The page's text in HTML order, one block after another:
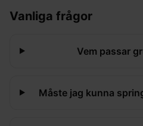
Vanliga frågor
Vem passar
Måste jag kunna